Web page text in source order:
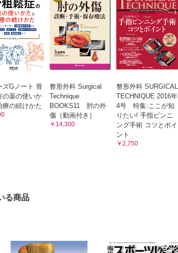
病<狭窄性腱鞘炎>，手指屈筋腱腱鞘炎） （亀山 真）
妥）
澤 妥）
（西脇正夫）
行，岡﨑真人）
ット変形 （森田晃造）
皮膚の損傷 （大森 俊）
ズGノート 骨
の薬の使いか
療の続けかた
整形外科 Surgical
Technique
BOOKS11 肘の外
傷［動画付き］
￥14,300
整形外科 SURGICAL
TECHNIQUE 2016年
4号 特集:ここが知
りたい! 手指ピンニ
ング手術 コツとポイ
ント
￥2,750
る商品